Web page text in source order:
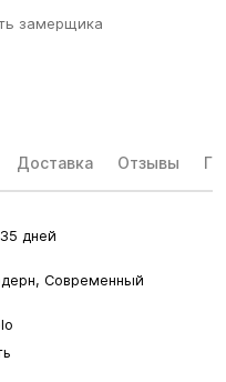
замерщика
Доставка Отзывы
дней
Современный